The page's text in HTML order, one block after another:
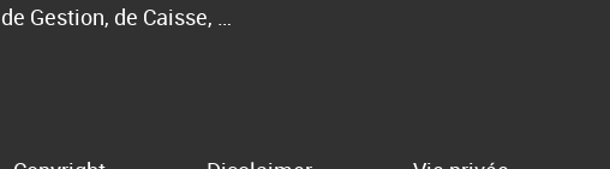
de Gestion, de Caisse, …